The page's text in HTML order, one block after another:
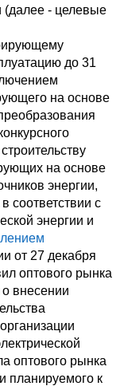
(далее - целевые
до 31
на основе
на основе
энергии,
соответствии с
энергии и
от 27 декабря
оптового рынка
внесении
оптового рынка
планируемого к